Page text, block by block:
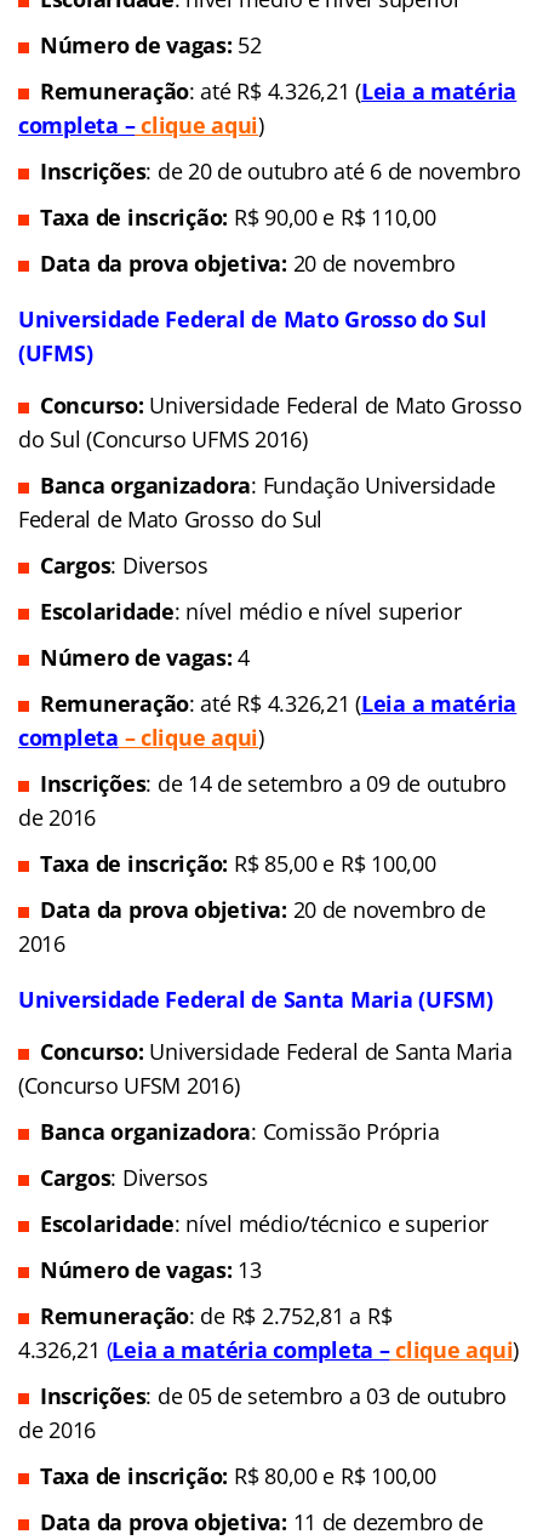
Número de vagas: 52
Remuneração: até R$ 4.326,21 (Leia a matéria
completa –clique aqui)
Inscrições: de 20 de outubro até 6 de novembro
Taxa de inscrição: R$ 90,00 e R$ 110,00
Data da prova objetiva: 20 de novembro
Universidade Federal de Mato Grosso do Sul
(UFMS)
Concurso: Universidade Federal de Mato Grosso
do Sul (Concurso UFMS 2016)
Banca organizadora: Fundação Universidade
Federal de Mato Grosso do Sul
Cargos: Diversos
Escolaridade: nível médio e nível superior
Número de vagas:4
Remuneração: até R$ 4.326,21 (Leia a matéria
completa – clique aqui)
Inscrições: de 14 de setembro a 09 de outubro
de 2016
Taxa de inscrição: R$ 85,00 e R$ 100,00
Data da prova objetiva: 20 de novembro de
2016
Universidade Federal de Santa Maria (UFSM)
Concurso: Universidade Federal de Santa Maria
(Concurso UFSM 2016)
Banca organizadora: Comissão Própria
Cargos: Diversos
Escolaridade: nível médio/técnico e superior
Número de vagas: 13
Remuneração: de R$ 2.752,81 a R$
4.326,21 (Leia a matéria completa –clique aqui)
Inscrições: de 05 de setembro a 03 de outubro
de 2016
Taxa de inscrição: R$ 80,00 e R$ 100,00
Data da prova objetiva: 11 de dezembro de